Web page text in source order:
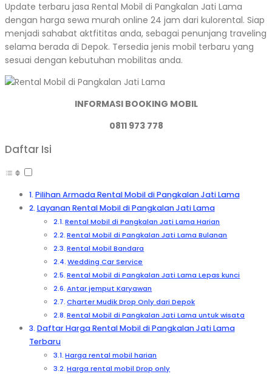
Update terbaru jasa Rental Mobil di Pangkalan Jati Lama
dengan harga sewa murah online 24 jam dari kulorental. Siap
menjadi sahabat aktfititas anda, sebagai penunjang traveling
selama berada di Depok. Tersedia jenis mobil terbaru yang
sesuai dengan kebutuhan mobilitas anda.
INFORMASI BOOKING MOBIL
0811 973 778
Daftar Isi
Pilihan Armada Rental Mobil di Pangkalan Jati Lama
Layanan Rental Mobil di Pangkalan Jati Lama
Rental Mobil di Pangkalan Jati Lama Harian
Rental Mobil di Pangkalan Jati Lama Bulanan
Rental Mobil Bandara
Wedding Car Service
Rental Mobil di Pangkalan Jati Lama Lepas kunci
Antar jemput Karyawan
Charter Mudik Drop Only dari Depok
Rental Mobil di Pangkalan Jati Lama untuk wisata
Daftar Harga Rental Mobil di Pangkalan Jati Lama
Terbaru
Harga rental mobil harian
Harga rental mobil Drop only